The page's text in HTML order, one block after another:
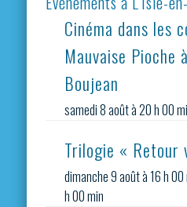
Cinéma dans les
Mauvaise Pioche
Boujean
samedi 8 août à 20 h 00
Trilogie «
dimanche 9 août à 16 h
h 00 min